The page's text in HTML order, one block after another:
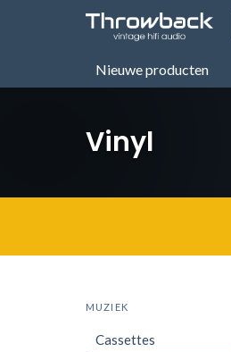
Nieuwe producten
Vinyl
MUZIEK
Cassettes